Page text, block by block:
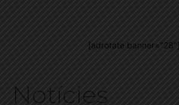
[adrotate banner="28"]
Notícies